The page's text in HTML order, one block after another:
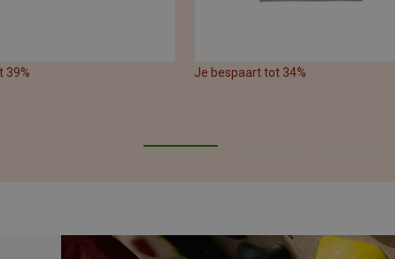
39% Je bespaart tot 34%